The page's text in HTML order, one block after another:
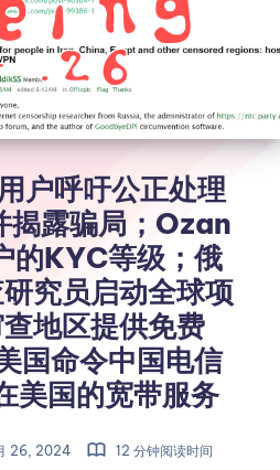
户呼吁公正处理
露骗局；Ozan
的KYC等级；俄
究员启动全球项
地区提供免费
国命令中国电信
美国的宽带服务
26, 2024 12 分钟阅读时间